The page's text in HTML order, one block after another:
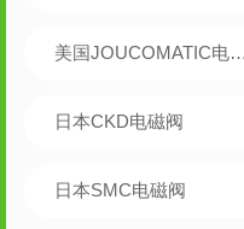
美国JOUCOMATIC电磁阀
日本CKD电磁阀
日本SMC电磁阀